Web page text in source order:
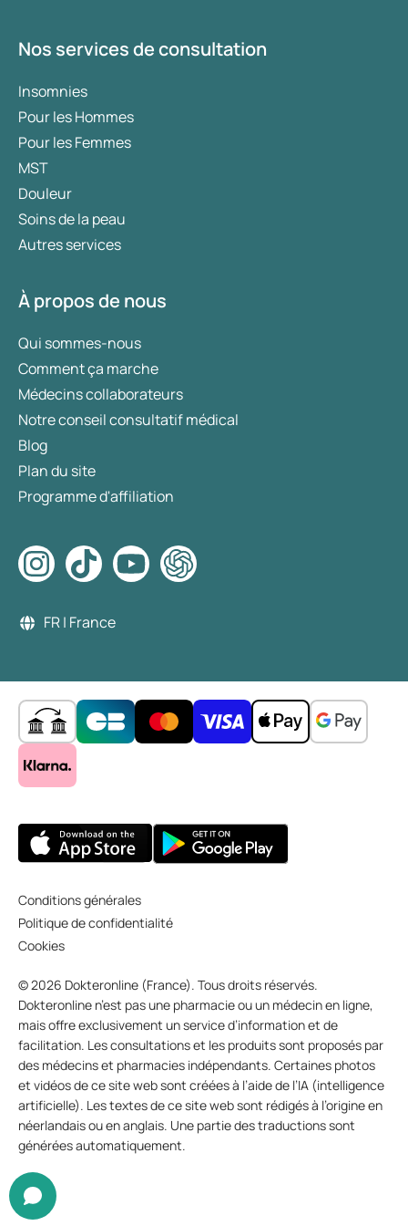
Nos services de consultation
Insomnies
Pour les Hommes
Pour les Femmes
MST
Douleur
Soins de la peau
Autres services
À propos de nous
Qui sommes-nous
Comment ça marche
Médecins collaborateurs
Notre conseil consultatif médical
Blog
Plan du site
Programme d'affiliation
FR | France
Conditions générales
Politique de confidentialité
Cookies
© 2026 Dokteronline (France). Tous droits réservés.
Dokteronline n’est pas une pharmacie ou un médecin en ligne,
mais offre exclusivement un service d’information et de
facilitation. Les consultations et les produits sont proposés par
des médecins et pharmacies indépendants. Certaines photos
et vidéos de ce site web sont créées à l’aide de l’IA (intelligence
artificielle). Les textes de ce site web sont rédigés à l’origine en
néerlandais ou en anglais. Une partie des traductions sont
générées automatiquement.